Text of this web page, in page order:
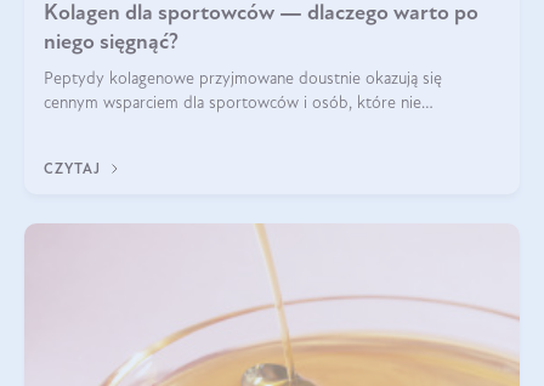
Kolagen dla sportowców — dlaczego warto po
niego sięgnąć?
Peptydy kolagenowe przyjmowane doustnie okazują się
cennym wsparciem dla sportowców i osób, które nie
CZYTAJ